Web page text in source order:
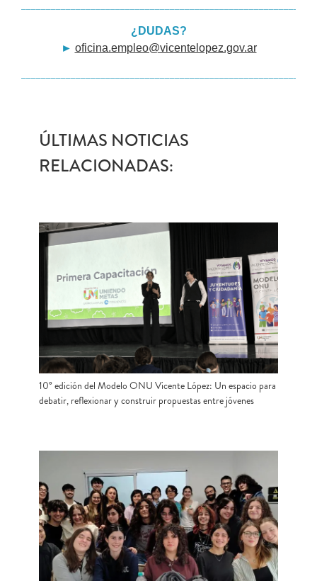
¿DUDAS?
► oficina.empleo@vicentelopez.gov.ar
ÚLTIMAS NOTICIAS
RELACIONADAS:
10° edición del Modelo ONU Vicente López: Un espacio para
debatir, reflexionar y construir propuestas entre jóvenes